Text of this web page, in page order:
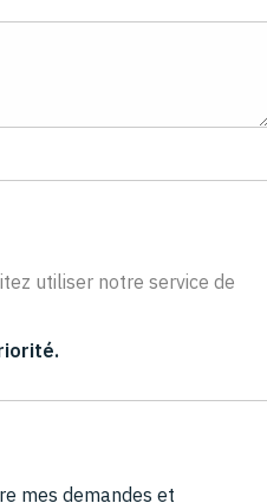
utiliser notre service de
mes demandes et